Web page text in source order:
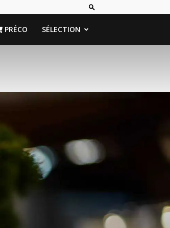
PRÉCO SÉLECTION